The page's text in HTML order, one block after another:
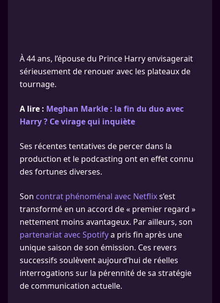
À 44 ans, l’épouse du Prince Harry envisagerait
sérieusement de renouer avec les plateaux de
tournage.
A lire : Meghan Markle : la fin du duo avec
Harry ? Ce virage qui inquiète
Ses récentes tentatives de percer dans la
production et le podcasting ont en effet connu
des fortunes diverses.
Son contrat phénoménal avec Netflixs’est
transformé en un accord de « premier regard »
nettement moins avantageux. Par ailleurs, son
partenariat avec Spotifya pris fin après une
unique saison de son émission. Ces revers
successifs soulèvent aujourd’hui de réelles
interrogations sur la pérennité de sa stratégie
de communication actuelle.